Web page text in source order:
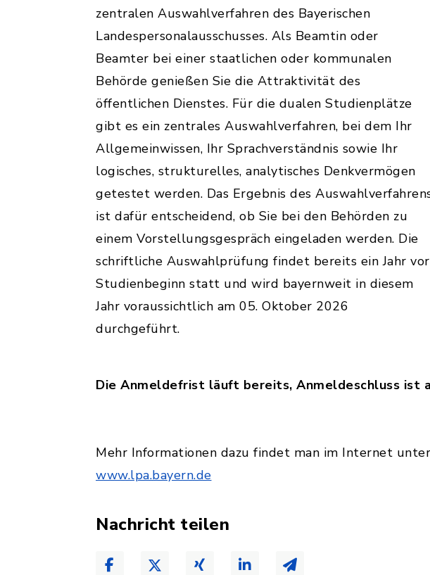
zentralen Auswahlverfahren des Bayerischen
Landespersonalausschusses. Als Beamtin oder
Beamter bei einer staatlichen oder kommunalen
Behörde genießen Sie die Attraktivität des
öffentlichen Dienstes. Für die dualen Studienplätze
gibt es ein zentrales Auswahlverfahren, bei dem Ihr
Allgemeinwissen, Ihr Sprachverständnis sowie Ihr
logisches, strukturelles, analytisches Denkvermögen
getestet werden. Das Ergebnis des
ist dafür entscheidend, ob Sie bei den Behörden zu
einem Vorstellungsgespräch eingeladen werden. Die
schriftliche Auswahlprüfung findet bereits ein Jahr vor
Studienbeginn statt und wird bayernweit in diesem
Jahr voraussichtlich am 05. Oktober 2026
durchgeführt.
Die Anmeldefrist läuft bereits, Anmeldeschluss ist
Mehr Informationen dazu findet man im Internet unter
www.lpa.bayern.de
Nachricht teilen